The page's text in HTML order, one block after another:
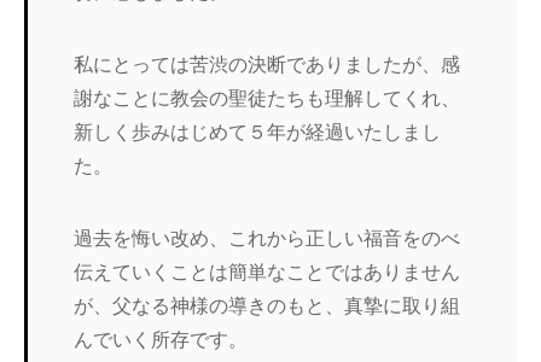
私にとっては苦渋の決断でありましたが、感
謝なことに教会の聖徒たちも理解してくれ、
新しく歩みはじめて５年が経過いたしまし
た。
過去を悔い改め、これから正しい福音をのべ
伝えていくことは簡単なことではありません
が、父なる神様の導きのもと、真摯に取り組
んでいく所存です。